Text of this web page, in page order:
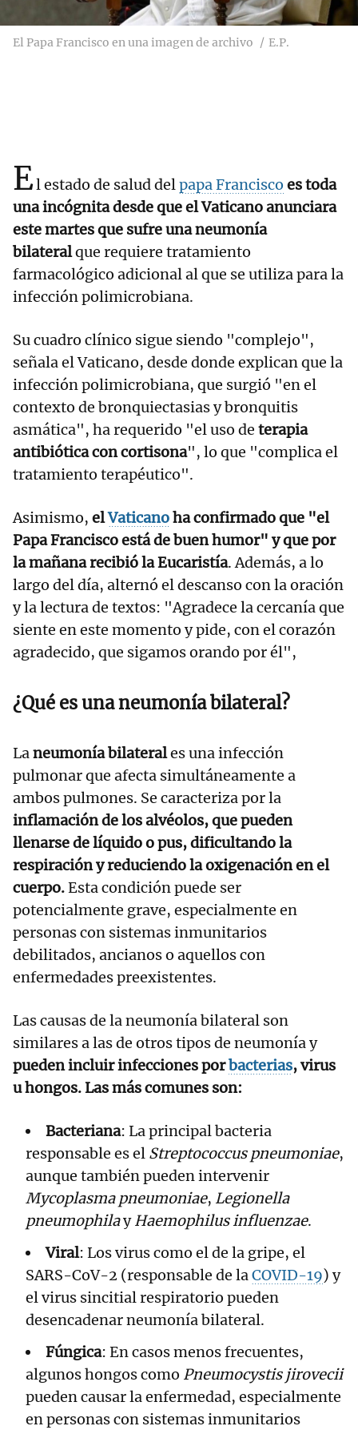
El Papa Francisco en una imagen de archivo E.P.
El estado de salud delpapa Francisco es toda
una incógnita desde que el Vaticano anunciara
este martes que sufre unaneumonía
bilateralque requiere tratamiento
farmacológico adicional al que se utiliza para la
infección polimicrobiana.
Su cuadro clínico sigue siendo "complejo",
señala el Vaticano, desde donde explican que la
infección polimicrobiana, que surgió "en el
contexto de bronquiectasias y bronquitis
asmática", ha requerido "el uso de terapia
antibiótica con cortisona", lo que "complica el
tratamiento terapéutico".
Asimismo, elVaticanoha confirmado que "el
Papa Francisco estáde buen humor" y que por
la mañana recibió la Eucaristía. Además, a lo
largo del día, alternó el descanso con la oración
y la lectura de textos: "Agradece la cercanía que
siente en este momento y pide, con el corazón
agradecido, que sigamos orando por él",
¿Qué es una neumonía bilateral?
Laneumonía bilaterales una infección
pulmonar que afecta simultáneamente a
ambos pulmones. Se caracteriza por la
inflamación de los alvéolos, que pueden
llenarse de líquido o pus, dificultando la
respiración y reduciendo la oxigenación en el
cuerpo.Esta condición puede ser
potencialmente grave, especialmente en
personas con sistemas inmunitarios
debilitados, ancianos o aquellos con
enfermedades preexistentes.
Las causas de la neumonía bilateral son
similares a las de otros tipos de neumonía y
pueden incluir infecciones porbacterias, virus
u hongos. Las más comunes son:
Bacteriana: La principal bacteria
responsable es el Streptococcus pneumoniae,
aunque también pueden intervenir
Mycoplasma pneumoniae, Legionella
pneumophilayHaemophilus influenzae.
Viral: Los virus como el de la gripe, el
SARS-CoV-2 (responsable de laCOVID-19) y
el virus sincitial respiratorio pueden
desencadenar neumonía bilateral.
Fúngica: En casos menos frecuentes,
algunos hongos como Pneumocystis jirovecii
pueden causar la enfermedad, especialmente
en personas con sistemas inmunitarios